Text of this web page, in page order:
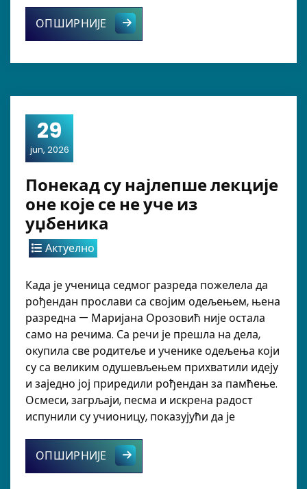
ОПШИРНИЈЕ Родитељски састанак са
29
jun, 2026
Понекад су најлепше лекције
оне које се не уче из
уџбеника
Актуелно
Када је ученица седмог разреда пожелела да
рођендан прослави са својим одељењем, њена
разредна — Маријана Орозовић није остала
само на речима. Са речи је прешла на дела,
окупила све родитеље и ученике одељења који
су са великим одушевљењем прихватили идеју
и заједно јој приредили рођендан за памћење.
Осмеси, загрљаји, песма и искрена радост
испунили су учионицу, показујући да је
ОПШИРНИЈЕ Понекад су најлепше лекције оне